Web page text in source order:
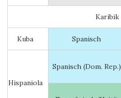
Karibik
Kuba Spanisch
Hispaniola
Spanisch (Dom. Rep.)